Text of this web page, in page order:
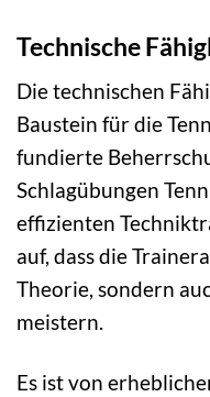
Technische
Die technischen
Baustein für die
fundierte
Schlagübungen
effizienten
auf, dass die
Theorie, sondern
meistern.
Es ist von